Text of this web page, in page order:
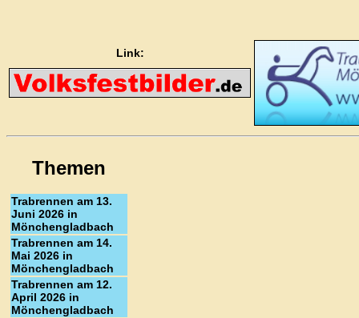
Link:
Themen
Trabrennen am 13.
Juni 2026 in
Mönchengladbach
Trabrennen am 14.
Mai 2026 in
Mönchengladbach
Trabrennen am 12.
April 2026 in
Mönchengladbach